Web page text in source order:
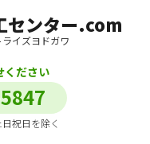
センター.com
イズヨドガワ
ください
祝日を除く